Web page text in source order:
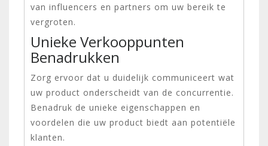
van influencers en partners om uw bereik te
vergroten.
Unieke Verkooppunten
Benadrukken
Zorg ervoor dat u duidelijk communiceert wat
uw product onderscheidt van de concurrentie.
Benadruk de unieke eigenschappen en
voordelen die uw product biedt aan potentiële
klanten.